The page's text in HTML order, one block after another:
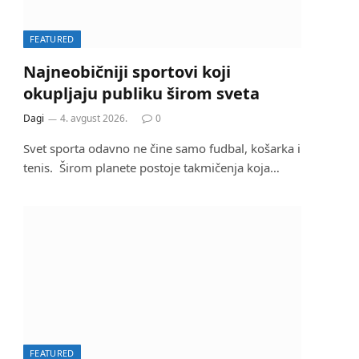
FEATURED
Najneobičniji sportovi koji
okupljaju publiku širom sveta
Dagi 4. avgust 2026. 0
Svet sporta odavno ne čine samo fudbal, košarka i
tenis. Širom planete postoje takmičenja koja…
FEATURED